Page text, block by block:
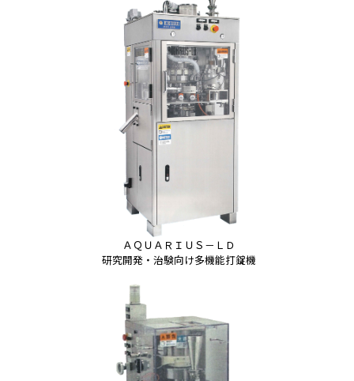
ＡＱＵＡＲＩＵＳ－ＬＤ
研究開発・治験向け多機能打錠機